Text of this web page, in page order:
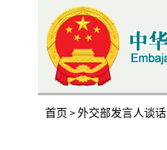
首页 > 外交部发言人谈话